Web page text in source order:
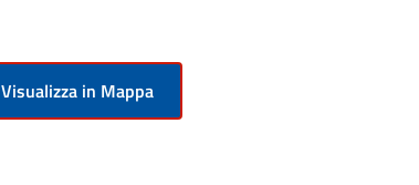
Visualizza in Mappa